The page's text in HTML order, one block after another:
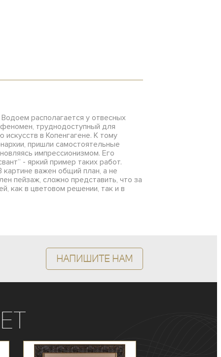
располагается у отвесных
труднодоступный для
в Копенгагене. К тому
пришли самостоятельные
импрессионизмом. Его
- яркий пример таких работ.
важен общий план, а не
пейзаж, сложно представить, что за
как в цветовом решении, так и в
Напишите нам